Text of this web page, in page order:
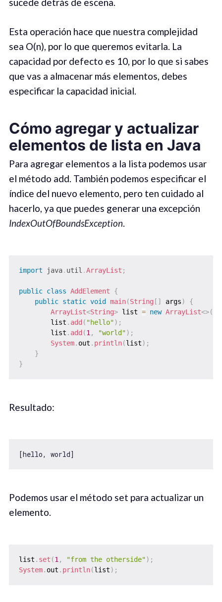
sucede detrás de escena.
Esta operación hace que nuestra complejidad
sea O(n), por lo que queremos evitarla. La
capacidad por defecto es 10, por lo que si sabes
que vas a almacenar más elementos, debes
especificar la capacidad inicial.
Cómo agregar y actualizar
elementos de lista en Java
Para agregar elementos a la lista podemos usar
el método add. También podemos especificar el
índice del nuevo elemento, pero ten cuidado al
hacerlo, ya que puedes generar una excepción
IndexOutOfBoundsException.
import java. util .ArrayList ;
public class AddElement
{
public static void main(String [ ] args)
{
ArrayList<String> list = new ArrayList<>(
        list
. add ( "hello") ;
        list
. add (1 , "world") ;
System. out . println(list) ;
}
}
Resultado:
[hello, world]
Podemos usar el método set para actualizar un
elemento.
list . set (1 , "from the otherside") ;
System. out . println(list) ;